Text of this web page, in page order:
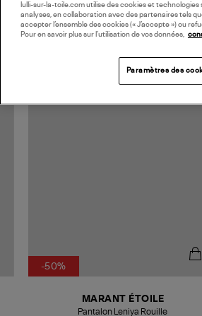
-50%
MARANT ÉTOILE
Pantalon Leniya Rouille
lulli-sur-la-toile.com utilise des cookies et
analyses, en collaboration avec des partenaires tels
accepter l’ensemble des cookies (« J’accepte ») ou
Pour en savoir plus sur l’utilisation de vos données,
Paramètres des